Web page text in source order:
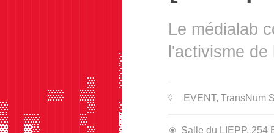
█████████████████████████▓░
█████████████████▓▓▓█████▓░░
█████████████████▓▓▓██████░
███████████████▓▓▓▓▓█████▓░
███████████████▓▓▓▓▓▓███▓░
███████████▓███▓▓▓▓▓▓▓██▒ ░░
██████▓▓██▓▓████▓▓▓▓▓▓▓█▒░░░
▓██████████▓███▓▒▓▓▓▓▓▓▓▓░
▓██▓▓█████▓████░░▓▓▓▓▓▓▓▒░
Le médialab
l'activisme
EVENT, TransNum
Salle du LIEPP, 254